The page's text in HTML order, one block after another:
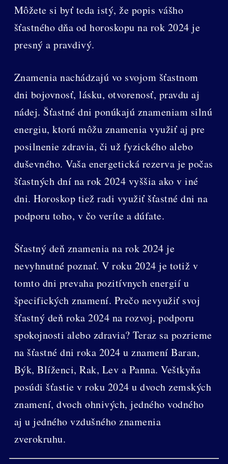
Môžete si byť teda istý, že popis vášho
šťastného dňa od horoskopu na rok 2024 je
presný a pravdivý.
Znamenia nachádzajú vo svojom šťastnom
dni bojovnosť, lásku, otvorenosť, pravdu aj
nádej. Šťastné dni ponúkajú znameniam silnú
energiu, ktorú môžu znamenia využiť aj pre
posilnenie zdravia, či už fyzického alebo
duševného. Vaša energetická rezerva je počas
šťastných dní na rok 2024 vyššia ako v iné
dni. Horoskop tiež radi využiť šťastné dni na
podporu toho, v čo veríte a dúfate.
Šťastný deň znamenia na rok 2024 je
nevyhnutné poznať. V roku 2024 je totiž v
tomto dni prevaha pozitívnych energií u
špecifických znamení. Prečo nevyužiť svoj
šťastný deň roka 2024 na rozvoj, podporu
spokojnosti alebo zdravia? Teraz sa pozrieme
na šťastné dni roka 2024 u znamení Baran,
Býk, Blíženci, Rak, Lev a Panna. Veštkyňa
posúdi šťastie v roku 2024 u dvoch zemských
znamení, dvoch ohnivých, jedného vodného
aj u jedného vzdušného znamenia
zverokruhu.